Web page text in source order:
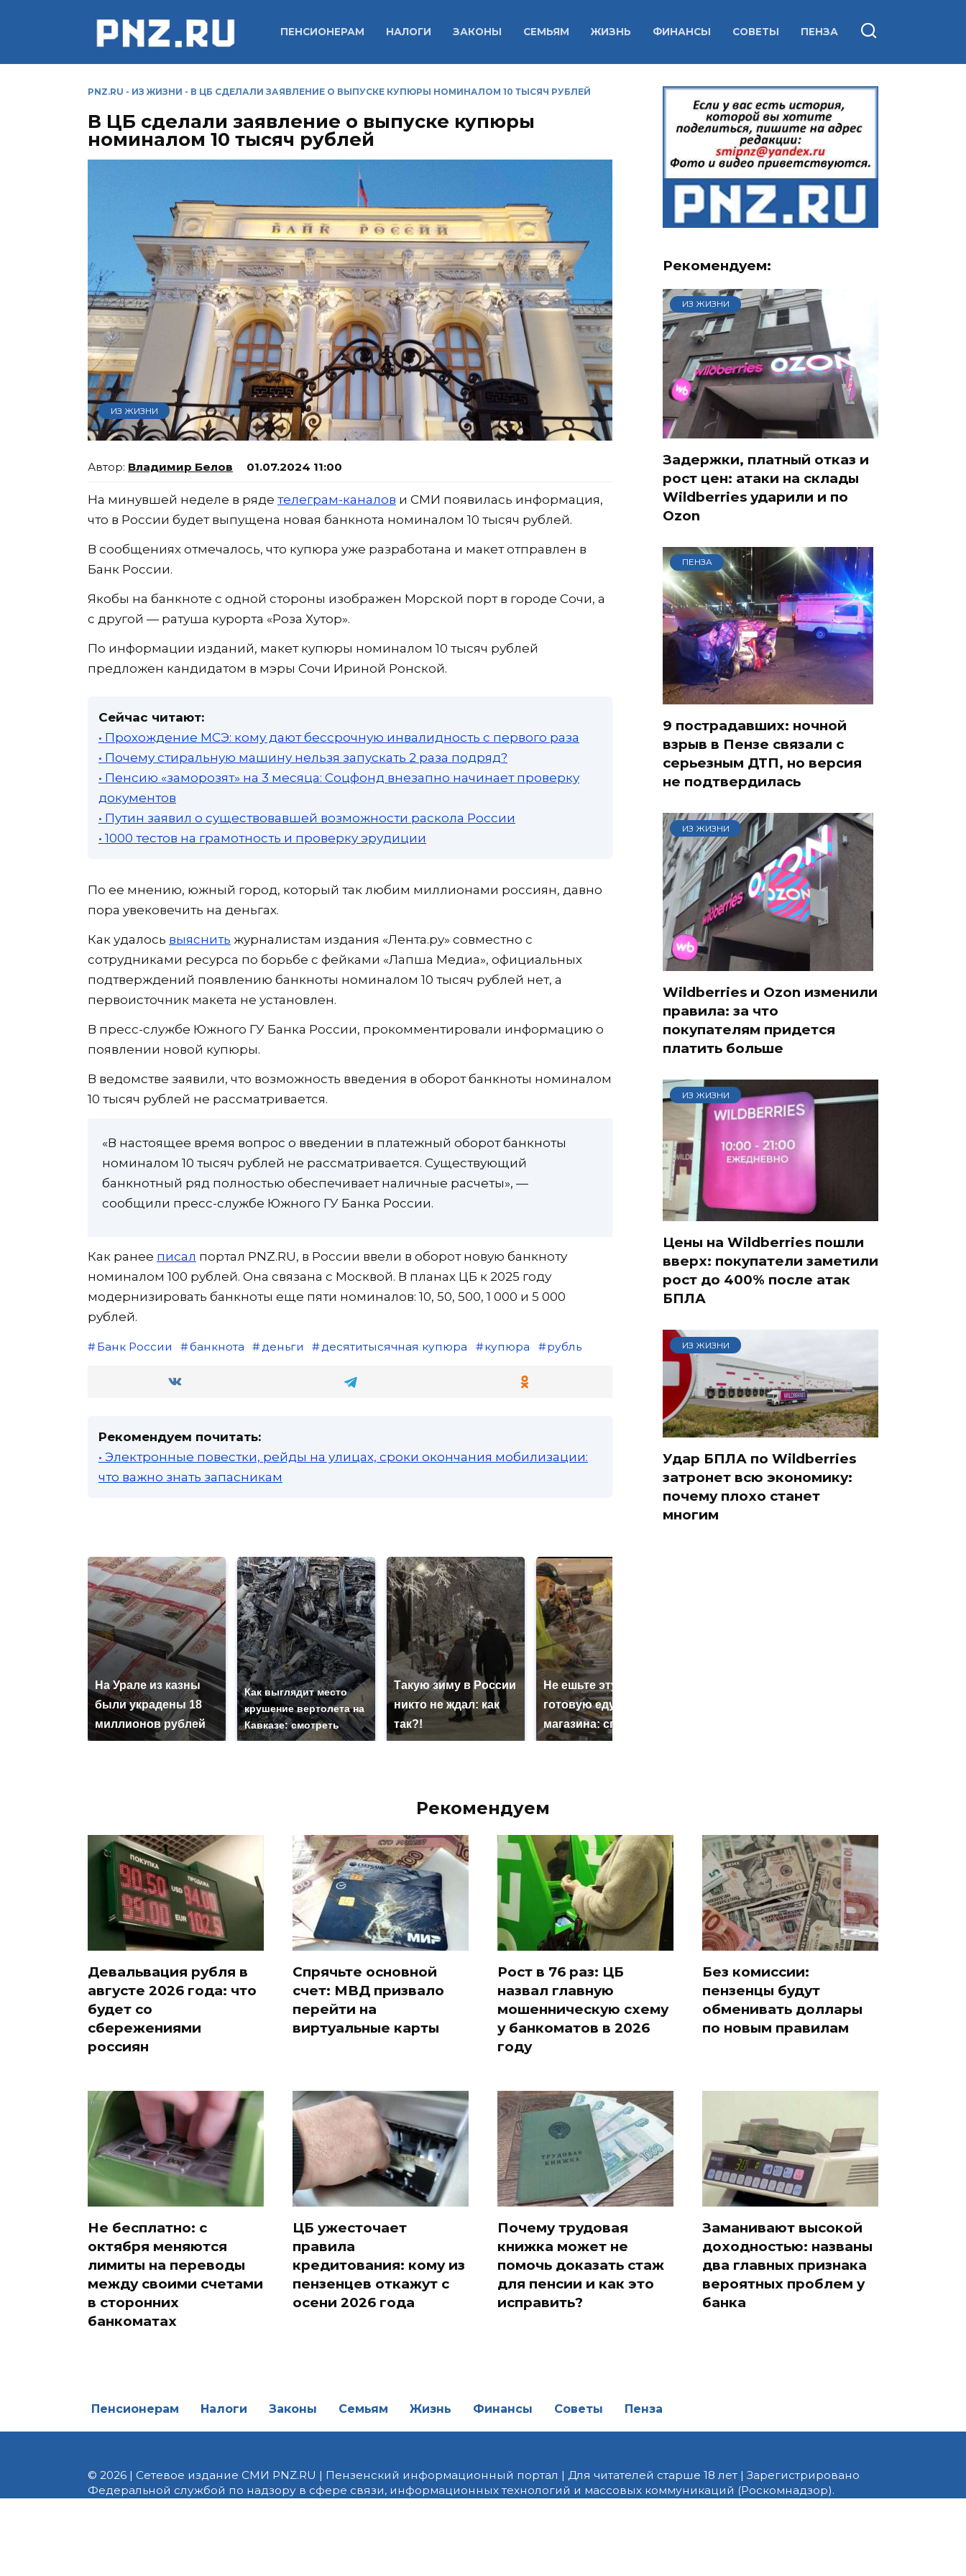
ПЕНСИОНЕРАМ НАЛОГИ ЗАКОНЫ СЕМЬЯМ ЖИЗНЬ ФИНАНСЫ СОВЕТЫ ПЕНЗА
PNZ.RU - ИЗ ЖИЗНИ - В ЦБ СДЕЛАЛИ ЗАЯВЛЕНИЕ О ВЫПУСКЕ КУПЮРЫ НОМИНАЛОМ 10 ТЫСЯЧ РУБЛЕЙ
В ЦБ сделали заявление о выпуске купюры
номиналом 10 тысяч рублей
ИЗ ЖИЗНИ
Владимир Белов 01.07.2024 11:00
На минувшей неделе в ряде телеграм-каналов и СМИ появилась информация,
что в России будет выпущена новая банкнота номиналом 10 тысяч рублей.
В сообщениях отмечалось, что купюра уже разработана и макет отправлен в
Банк России.
Якобы на банкноте с одной стороны изображен Морской порт в городе Сочи, а
с другой — ратуша курорта «Роза Хутор».
По информации изданий, макет купюры номиналом 10 тысяч рублей
предложен кандидатом в мэры Сочи Ириной Ронской.
Сейчас читают:
• Прохождение МСЭ: кому дают бессрочную инвалидность с первого раза
• Почему стиральную машину нельзя запускать 2 раза подряд?
• Пенсию «заморозят» на 3 месяца: Соцфонд внезапно начинает проверку
документов
• Путин заявил о существовавшей возможности раскола России
• 1000 тестов на грамотность и проверку эрудиции
По ее мнению, южный город, который так любим миллионами россиян, давно
пора увековечить на деньгах.
Как удалось выяснить журналистам издания «Лента.ру» совместно с
сотрудниками ресурса по борьбе с фейками «Лапша Медиа», официальных
подтверждений появлению банкноты номиналом 10 тысяч рублей нет, а
первоисточник макета не установлен.
В пресс-службе Южного ГУ Банка России, прокомментировали информацию о
появлении новой купюры.
В ведомстве заявили, что возможность введения в оборот банкноты номиналом
10 тысяч рублей не рассматривается.
«В настоящее время вопрос о введении в платежный оборот банкноты
номиналом 10 тысяч рублей не рассматривается. Существующий
банкнотный ряд полностью обеспечивает наличные расчеты», —
сообщили пресс-службе Южного ГУ Банка России.
Как ранее писал портал PNZ.RU, в России ввели в оборот новую банкноту
номиналом 100 рублей. Она связана с Москвой. В планах ЦБ к 2025 году
модернизировать банкноты еще пяти номиналов: 10, 50, 500, 1 000 и 5 000
рублей.
Банк России банкнота деньги десятитысячная купюра купюра рубль
Рекомендуем почитать:
• Электронные повестки, рейды на улицах, сроки окончания мобилизации:
что важно знать запасникам
На Урале из казны
были украдены 18
миллионов рублей
Как выглядит место
крушение вертолета на
Кавказе: смотреть
Такую зиму в России
никто не ждал: как
так?!
Не ешьте эту
готовую еду из
магазина: список
Рекомендуем:
ИЗ ЖИЗНИ
Задержки, платный отказ и
рост цен: атаки на склады
Wildberries ударили и по
Ozon
ПЕНЗА
9 пострадавших: ночной
взрыв в Пензе связали с
серьезным ДТП, но версия
не подтвердилась
ИЗ ЖИЗНИ
Wildberries и Ozon изменили
правила: за что
покупателям придется
платить больше
ИЗ ЖИЗНИ
Цены на Wildberries пошли
вверх: покупатели заметили
рост до 400% после атак
БПЛА
ИЗ ЖИЗНИ
Удар БПЛА по Wildberries
затронет всю экономику:
почему плохо станет
многим
Рекомендуем
Девальвация рубля в
августе 2026 года: что
будет со
сбережениями
россиян
Спрячьте основной
счет: МВД призвало
перейти на
виртуальные карты
Рост в 76 раз: ЦБ
назвал главную
мошенническую схему
у банкоматов в 2026
году
Без комиссии:
пензенцы будут
обменивать доллары
по новым правилам
Не бесплатно: с
октября меняются
лимиты на переводы
между своими счетами
в сторонних
банкоматах
ЦБ ужесточает
правила
кредитования: кому из
пензенцев откажут с
осени 2026 года
Почему трудовая
книжка может не
помочь доказать стаж
для пенсии и как это
исправить?
Заманивают высокой
доходностью: названы
два главных признака
вероятных проблем у
банка
Пенсионерам Налоги Законы Семьям Жизнь Финансы Советы Пенза
© 2026 | Сетевое издание СМИ PNZ.RU | Пензенский информационный портал | Для читателей старше 18 лет | Зарегистрировано
Федеральной службой по надзору в сфере связи, информационных технологий и массовых коммуникаций (Роскомнадзор).